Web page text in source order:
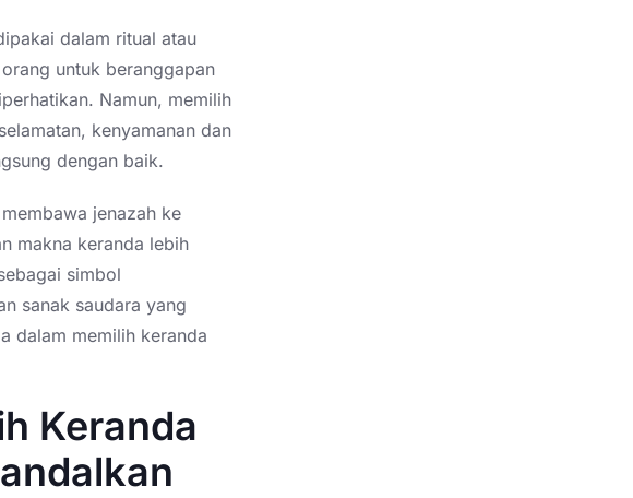
dalam ritual atau
untuk beranggapan
Namun, memilih
kenyamanan dan
dengan baik.
jenazah ke
makna keranda lebih
simbol
sanak saudara yang
dalam memilih keranda
Keranda